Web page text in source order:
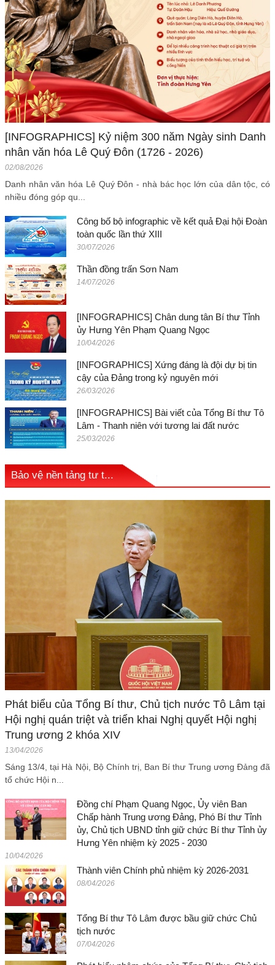
[INFOGRAPHICS] Kỷ niệm 300 năm Ngày sinh Danh
nhân văn hóa Lê Quý Đôn (1726 - 2026)
02/08/2026
Danh nhân văn hóa Lê Quý Đôn - nhà bác học lớn của dân tộc, có
nhiều đóng góp qu...
Công bố bộ infographic về kết quả Đại hội Đoàn
toàn quốc lần thứ XIII
30/07/2026
Thần đồng trấn Sơn Nam
14/07/2026
[INFOGRAPHICS] Chân dung tân Bí thư Tỉnh
ủy Hưng Yên Phạm Quang Ngọc
10/04/2026
[INFOGRAPHICS] Xứng đáng là đội dự bị tin
cậy của Đảng trong kỷ nguyên mới
26/03/2026
[INFOGRAPHICS] Bài viết của Tổng Bí thư Tô
Lâm - Thanh niên với tương lai đất nước
25/03/2026
Bảo vệ nền tảng tư t...
Phát biểu của Tổng Bí thư, Chủ tịch nước Tô Lâm tại
Hội nghị quán triệt và triển khai Nghị quyết Hội nghị
Trung ương 2 khóa XIV
13/04/2026
Sáng 13/4, tại Hà Nội, Bộ Chính trị, Ban Bí thư Trung ương Đảng đã
tổ chức Hội n...
Đồng chí Phạm Quang Ngọc, Ủy viên Ban
Chấp hành Trung ương Đảng, Phó Bí thư Tỉnh
ủy, Chủ tịch UBND tỉnh giữ chức Bí thư Tỉnh ủy
Hưng Yên nhiệm kỳ 2025 - 2030
10/04/2026
Thành viên Chính phủ nhiệm kỳ 2026-2031
08/04/2026
Tổng Bí thư Tô Lâm được bầu giữ chức Chủ
tịch nước
07/04/2026